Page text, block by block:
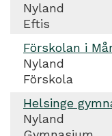
Nyland
Eftis
Förskolan i
Nyland
Förskola
Helsinge
Nyland